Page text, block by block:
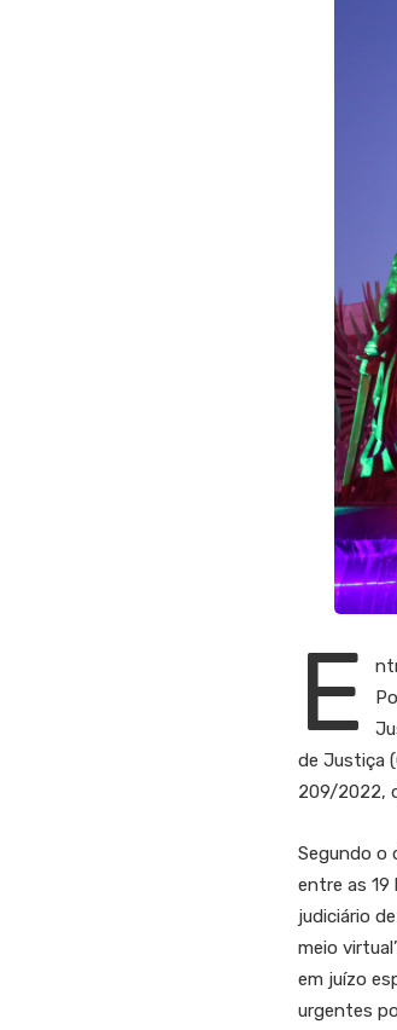
E
de Justiça
209/2022,
Segundo o
entre as 19
judiciário
meio
em juízo
urgentes